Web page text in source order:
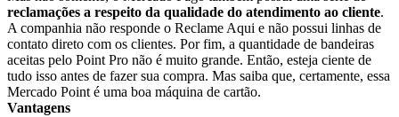
reclamações a respeito da qualidade do atendimento ao cliente.
A companhia não responde o Reclame Aqui e não possui linhas de
contato direto com os clientes. Por fim, a quantidade de bandeiras
aceitas pelo Point Pro não é muito grande. Então, esteja ciente de
tudo isso antes de fazer sua compra. Mas saiba que, certamente, essa
Mercado Point é uma boa máquina de cartão.
Vantagens